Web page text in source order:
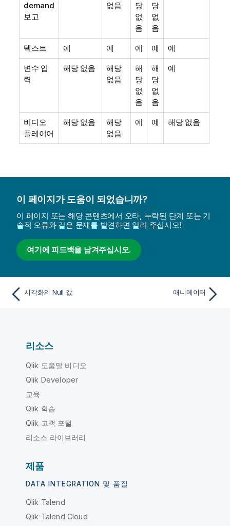
demand
보고
없음
당
없
음
당
없
음
텍스트 예 예 예 예 예
변수 입
력
해당 없음
해당
없음
해
당
없
음
해
당
없
음
예
비디오
플레이어
해당 없음
해당
없음
예 예 해당 없음
이 페이지가 도움이 되었습니까?
이 페이지 또는 해당 콘텐츠에서 오타, 누락된 단계 또는 기
술적 오류와 같은 문제를 발견하면 알려 주십시오!
여기에 피드백을 남겨주십시오.
시각화의 Null 값 애니메이터
리소스
Qlik 도움말 비디오
Qlik Developer
교육
Qlik 학습
Qlik 고객 포털
리소스 라이브러리
제품
DATA INTEGRATION 및 품질
Qlik Talend
Qlik Talend Cloud